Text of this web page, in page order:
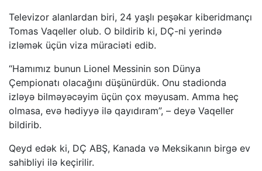
Televizor alanlardan biri, 24 yaşlı peşəkar kiberidmançı
Tomas Vaqeller olub. O bildirib ki, DÇ-ni yerində
izləmək üçün viza müraciəti edib.
“Hamımız bunun Lionel Messinin son Dünya
Çempionatı olacağını düşünürdük. Onu stadionda
izləyə bilməyəcəyim üçün çox məyusam. Amma heç
olmasa, evə hədiyyə ilə qayıdıram”, – deyə Vaqeller
bildirib.
Qeyd edək ki, DÇ ABŞ, Kanada və Meksikanın birgə ev
sahibliyi ilə keçirilir.